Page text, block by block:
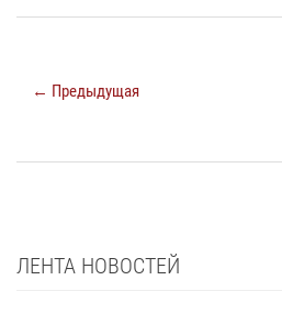
← Предыдущая
ЛЕНТА НОВОСТЕЙ